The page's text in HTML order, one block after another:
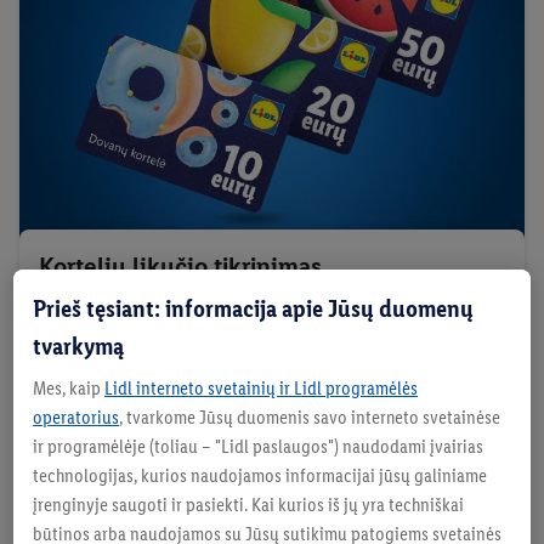
Kortelių likučio tikrinimas
Dovanų kortelių naudojimo sąlygos
UAB „Lidl Lietuva“ kortelės gali būti plastikines
Prieš tęsiant: informacija apie Jūsų duomenų
tvarkymą
Mes, kaip Lidl interneto svetainių ir Lidl programėlės
operatorius, tvarkome Jūsų duomenis savo interneto svetainėse
ir programėlėje (toliau – "Lidl paslaugos") naudodami įvairias
technologijas, kurios naudojamos informacijai jūsų galiniame
įrenginyje saugoti ir pasiekti. Kai kurios iš jų yra techniškai
būtinos arba naudojamos su Jūsų sutikimu patogiems svetainės